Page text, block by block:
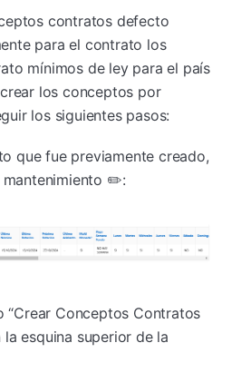
contratos defecto
para el contrato los
mínimos de ley para el país
los conceptos por
los siguientes pasos:
que fue previamente creado,
mantenimiento ✏️:
“Crear Conceptos Contratos
esquina superior de la